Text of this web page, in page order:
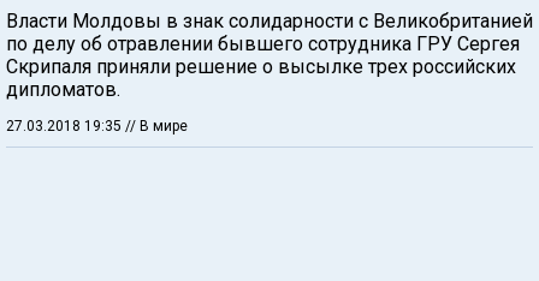
Власти Молдовы в знак солидарности с Великобританией
по делу об отравлении бывшего сотрудника ГРУ Сергея
Скрипаля приняли решение о высылке трех российских
дипломатов.
27.03.2018 19:35 // В мире